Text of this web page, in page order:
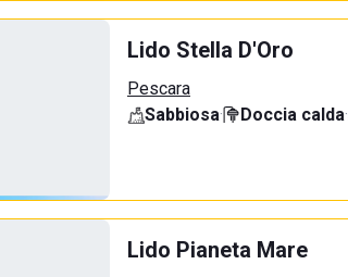
Lido Stella D'Oro
Pescara
Sabbiosa· Doccia calda·
Lido Pianeta Mare